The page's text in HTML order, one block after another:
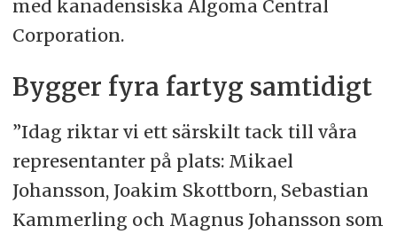
med kanadensiska Algoma Central
Corporation.
Bygger fyra fartyg samtidigt
”Idag riktar vi ett särskilt tack till våra
representanter på plats: Mikael
Johansson, Joakim Skottborn, Sebastian
Kammerling och Magnus Johansson som